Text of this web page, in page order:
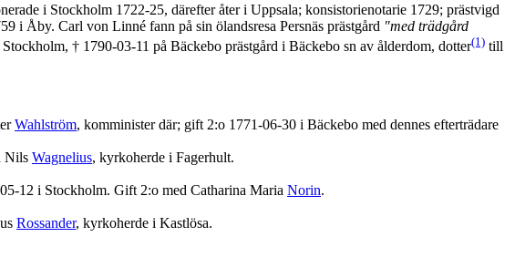
i Stockholm 1722-25, därefter åter i Uppsala; konsistorienotarie 1729; prästvigd
i Åby. Carl von Linné fann på sin ölandsresa Persnäs prästgård "med trädgård
† 1790-03-11 på Bäckebo prästgård i Bäckebo sn av ålderdom, dotter(1) till
Wahlström, komminister där; gift 2:o 1771-06-30 i Bäckebo med dennes efterträdare
Nils Wagnelius, kyrkoherde i Fagerhult.
12 i Stockholm. Gift 2:o med Catharina Maria Norin.
Rossander, kyrkoherde i Kastlösa.